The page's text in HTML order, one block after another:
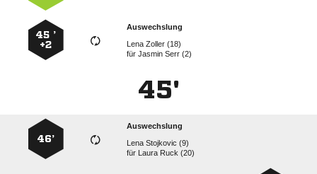
Auswechslung
  
für  
45 ’
+2
45'
Auswechslung
  
für   
46’